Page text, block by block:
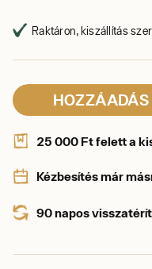
Raktáron, kiszállítás
25 000 Ft felett a
Kézbesítés már
90 napos